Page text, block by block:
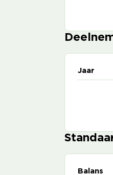
Jaar
Balans